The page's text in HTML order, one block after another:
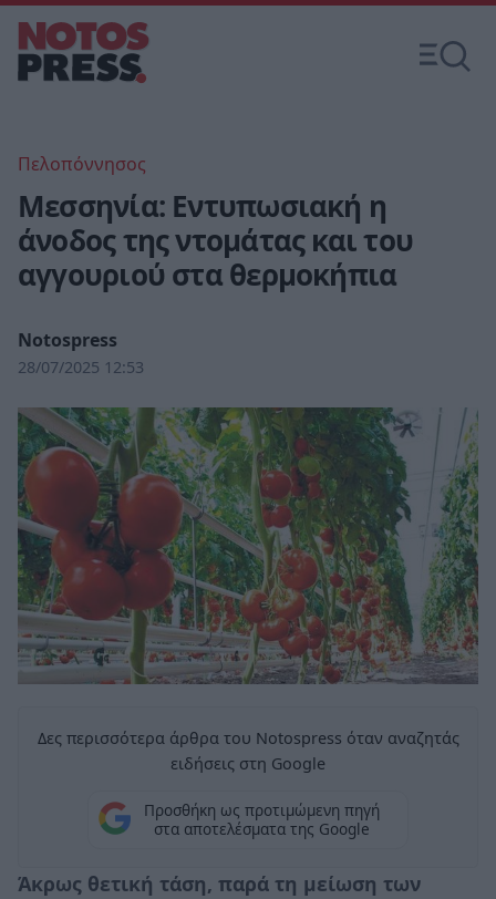
Πελοπόννησος
Μεσσηνία: Εντυπωσιακή η
άνοδος της ντομάτας και του
αγγουριού στα θερμοκήπια
Notospress
28/07/2025 12:53
Δες περισσότερα άρθρα του Notospress όταν αναζητάς
ειδήσεις στη Google
Προσθήκη ως προτιμώμενη πηγή
στα αποτελέσματα της Google
Άκρως θετική τάση, παρά τη μείωση των